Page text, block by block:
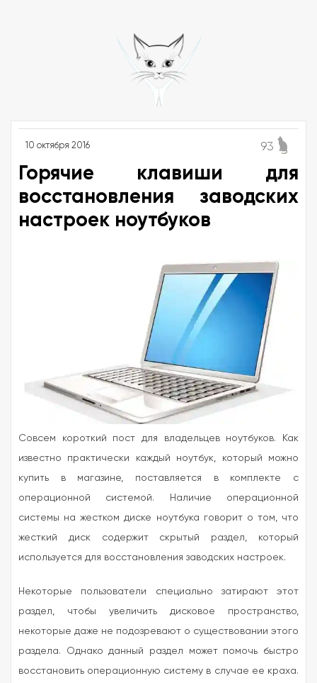
10 октября 2016 93
Горячие клавиши для
восстановления заводских
настроек ноутбуков
Совсем короткий пост для владельцев ноутбуков. Как
известно практически каждый ноутбук, который можно
купить в магазине, поставляется в комплекте с
операционной системой. Наличие операционной
системы на жестком диске ноутбука говорит о том, что
жесткий диск содержит скрытый раздел, который
используется для восстановления заводских настроек.
Некоторые пользователи специально затирают этот
раздел, чтобы увеличить дисковое пространство,
некоторые даже не подозревают о существовании этого
раздела. Однако данный раздел может помочь быстро
восстановить операционную систему в случае ее краха.